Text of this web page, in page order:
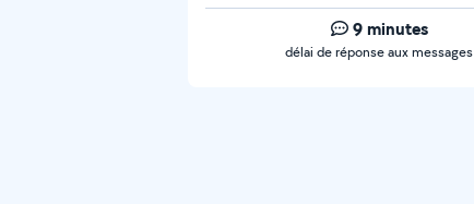
9 minutes
délai de réponse aux messages